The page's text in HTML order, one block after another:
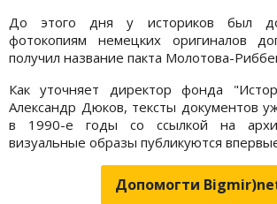
До этого дня у историков был
фотокопиям немецких оригиналов
получил название пакта Молотова-
Как уточняет директор фонда
Александр Дюков, тексты документов
в 1990-е годы со ссылкой на
визуальные образы публикуются
Допомогти